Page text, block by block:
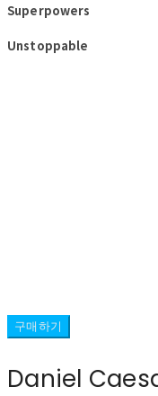
Superpowers
Unstoppable
구매하기
Daniel